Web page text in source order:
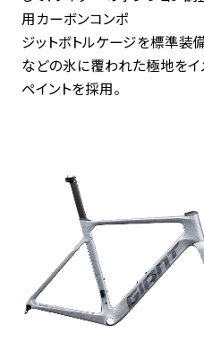
用カーボンコンポ
ジットボトルケージを標準装
などの氷に覆われた極地をイ
ペイントを採用。